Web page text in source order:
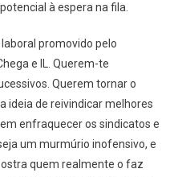
à espera na fila.
promovido pelo
e IL. Querem-te
Querem tornar o
ideia de reivindicar melhores
enfraquecer os sindicatos e
um murmúrio inofensivo, e
quem realmente o faz